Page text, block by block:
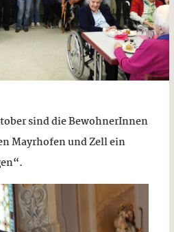
sind die BewohnerInnen
Mayrhofen und Zell ein